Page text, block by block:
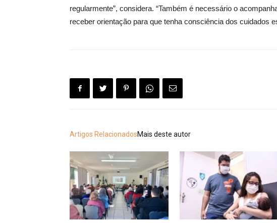
regularmente”, considera. “Também é necessário o
receber orientação para que tenha consciência dos cuidados
Artigos RelacionadosMais deste autor